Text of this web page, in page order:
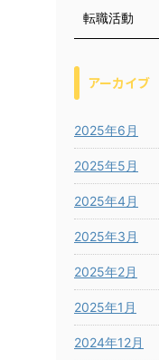
転職活動
アーカイブ
2025年6月
2025年5月
2025年4月
2025年3月
2025年2月
2025年1月
2024年12月